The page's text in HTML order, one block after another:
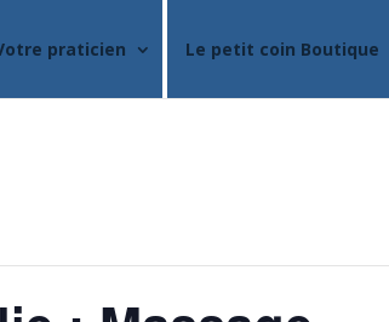
praticien Le petit coin Boutique